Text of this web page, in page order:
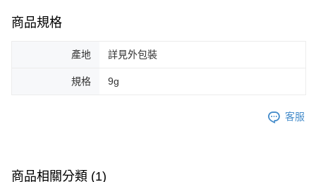
商品規格
產地 詳見外包裝
規格 9g
客服
商品相關分類 (1)